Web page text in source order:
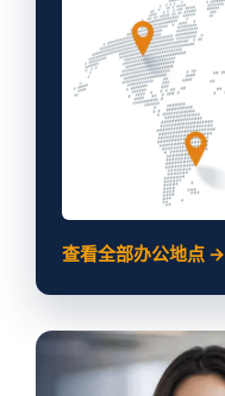
查看全部办公地点 →